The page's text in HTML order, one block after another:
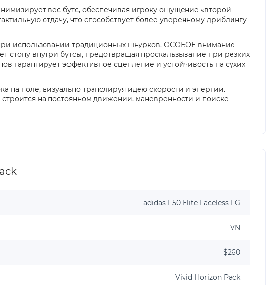
вес бутс, обеспечивая игроку ощущение «второй
отдачу, что способствует более уверенному дриблингу
при использовании традиционных шнурков. ОСОБОЕ внимание
внутри бутсы, предотвращая проскальзывание при резких
гарантирует эффективное сцепление и устойчивость на сухих
на поле, визуально транслируя идею скорости и энергии.
на постоянном движении, маневренности и поиске
adidas F50 Elite Laceless FG
VN
$260
Vivid Horizon Pack